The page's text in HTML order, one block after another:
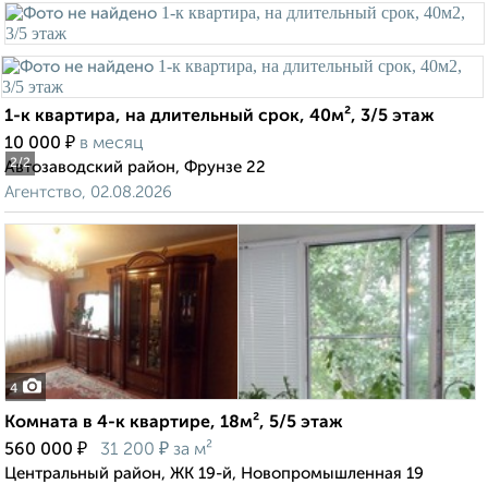
2/2
1-к квартира, на длительный срок, 40м², 3/5 этаж
10 000 ₽ в месяц
Автозаводский район, Фрунзе 22
Агентство, 02.08.2026
4
Комната в 4-к квартире, 18м², 5/5 этаж
560 000 ₽ 31 200 ₽ за м²
Центральный район, ЖК 19-й, Новопромышленная 19